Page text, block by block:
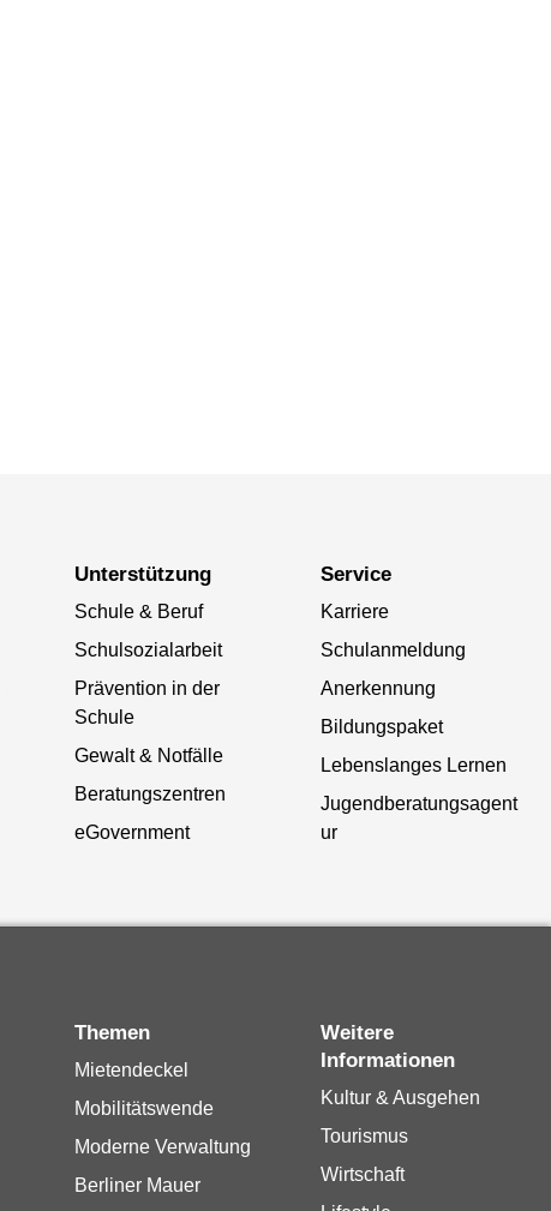
Unterstützung
Schule & Beruf
Schulsozialarbeit
Prävention in der
Schule
Gewalt & Notfälle
Beratungszentren
eGovernment
Service
Karriere
Schulanmeldung
Anerkennung
Bildungspaket
Lebenslanges Lernen
Jugendberatungsagent
ur
Themen
Mietendeckel
Mobilitätswende
Moderne Verwaltung
Berliner Mauer
Weitere
Informationen
Kultur & Ausgehen
Tourismus
Wirtschaft